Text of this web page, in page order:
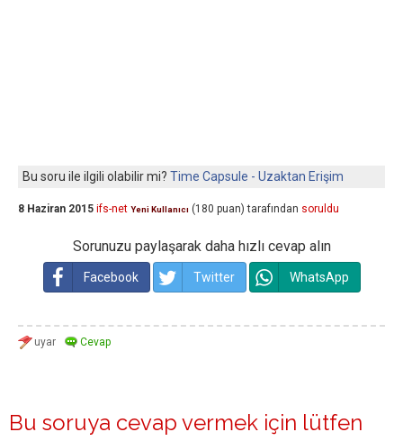
Bu soru ile ilgili olabilir mi? Time Capsule - Uzaktan Erişim
8 Haziran 2015 ifs-net Yeni Kullanıcı (180 puan) tarafından soruldu
Sorunuzu paylaşarak daha hızlı cevap alın
Facebook Twitter WhatsApp
Bu soruya cevap vermek için lütfen